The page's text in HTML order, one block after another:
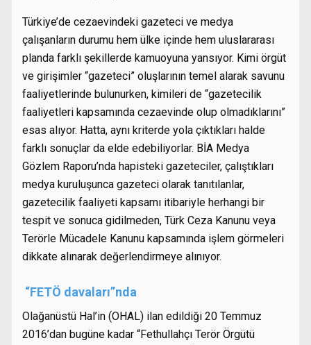
Türkiye’de cezaevindeki gazeteci ve medya
çalışanların durumu hem ülke içinde hem uluslararası
planda farklı şekillerde kamuoyuna yansıyor. Kimi örgüt
ve girişimler “gazeteci” oluşlarının temel alarak savunu
faaliyetlerinde bulunurken, kimileri de “gazetecilik
faaliyetleri kapsamında cezaevinde olup olmadıklarını”
esas alıyor. Hatta, aynı kriterde yola çıktıkları halde
farklı sonuçlar da elde edebiliyorlar. BİA Medya
Gözlem Raporu’nda hapisteki gazeteciler, çalıştıkları
medya kuruluşunca gazeteci olarak tanıtılanlar,
gazetecilik faaliyeti kapsamı itibariyle herhangi bir
tespit ve sonuca gidilmeden, Türk Ceza Kanunu veya
Terörle Mücadele Kanunu kapsamında işlem görmeleri
dikkate alınarak değerlendirmeye alınıyor.
“FETÖ davaları”nda
Olağanüstü Hal’in (OHAL) ilan edildiği 20 Temmuz
2016’dan bugüne kadar “Fethullahçı Terör Örgütü